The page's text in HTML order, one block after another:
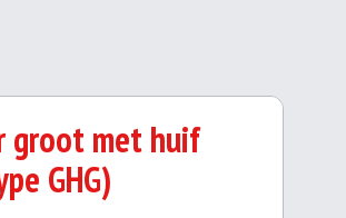
groot met huif
GHG)